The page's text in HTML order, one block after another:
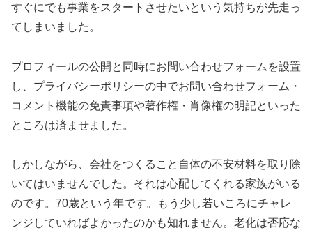
すぐにでも事業をスタートさせたいという気持ちが先走っ
てしまいました。
プロフィールの公開と同時にお問い合わせフォームを設置
し、プライバシーポリシーの中でお問い合わせフォーム・
コメント機能の免責事項や著作権・肖像権の明記といった
ところは済ませました。
しかしながら、会社をつくること自体の不安材料を取り除
いてはいませんでした。それは心配してくれる家族がいる
のです。70歳という年です。もう少し若いころにチャレ
ンジしていればよかったのかも知れません。老化は否応な